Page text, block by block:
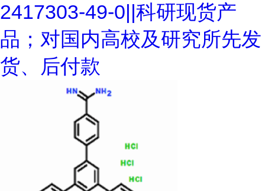
2417303-49-0||科研现货产
品；对国内高校及研究所先发
货、后付款